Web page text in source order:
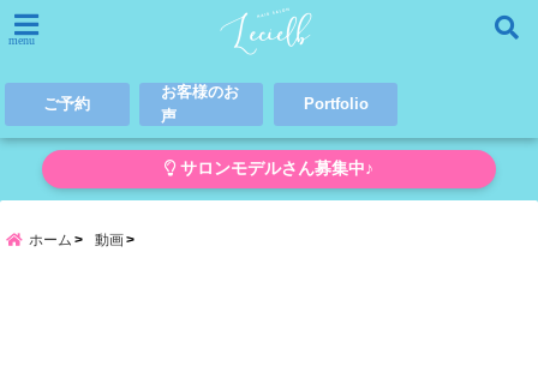
menu
ご予約
お客様のお
声
Portfolio
サロンモデルさん募集中♪
ホーム 動画